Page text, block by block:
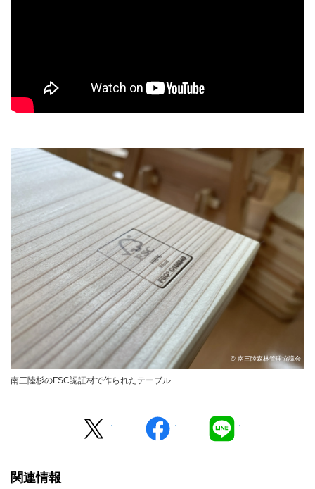
© 南三陸森林管理協議会
南三陸杉のFSC認証材で作られたテーブル
facebook
関連情報